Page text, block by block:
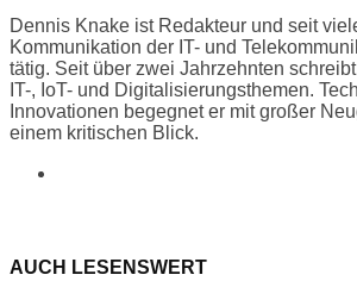
Dennis Knake ist Redakteur und seit
Kommunikation der IT- und
tätig. Seit über zwei Jahrzehnten
IT-, IoT- und Digitalisierungsthemen.
Innovationen begegnet er mit großer
einem kritischen Blick.
AUCH LESENSWERT